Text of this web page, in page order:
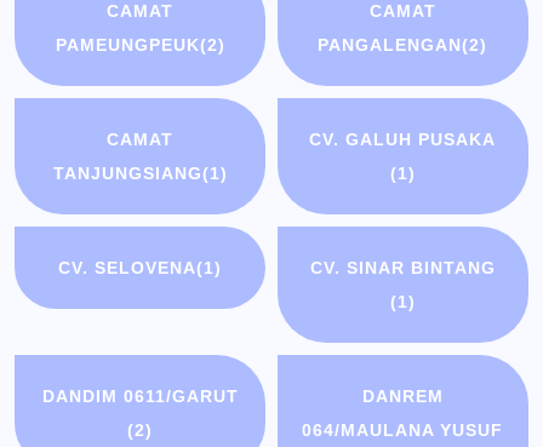
CAMAT
PAMEUNGPEUK(2)
CAMAT
PANGALENGAN(2)
CAMAT
TANJUNGSIANG(1)
CV. GALUH PUSAKA
(1)
CV. SELOVENA(1)
CV. SINAR BINTANG
(1)
DANDIM 0611/GARUT
(2)
DANREM
064/MAULANA YUSUF